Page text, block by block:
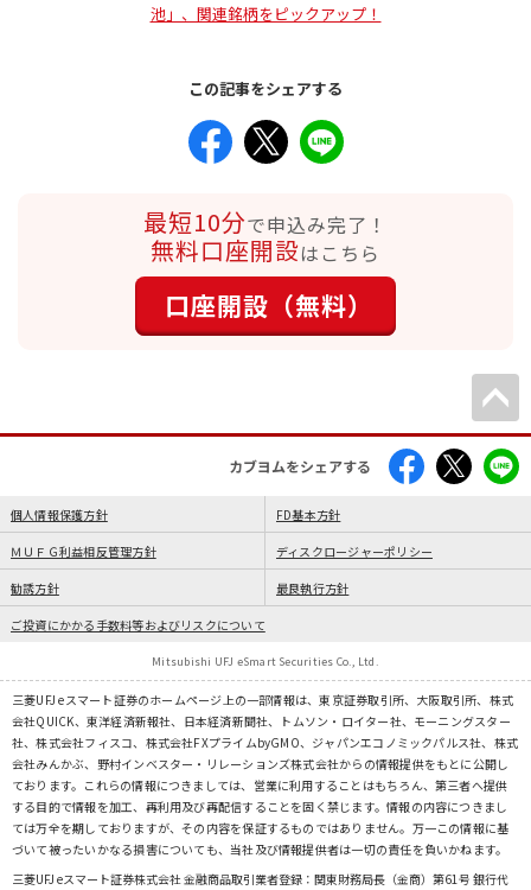
池」、関連銘柄をピックアップ！
この記事をシェアする
最短10分で申込み完了！
無料口座開設はこちら
口座開設（無料）
カブヨムをシェアする
個人情報保護方針 FD基本方針
ＭＵＦＧ利益相反管理方針 ディスクロージャーポリシー
勧誘方針 最良執行方針
ご投資にかかる手数料等およびリスクについて
Mitsubishi UFJ eSmart Securities Co., Ltd.
三菱UFJ eスマート証券のホームページ上の一部情報は、東京証券取引所、大阪取引所、株式
会社QUICK、東洋経済新報社、日本経済新聞社、トムソン・ロイター社、モーニングスター
社、株式会社フィスコ、株式会社FXプライムbyGMO、ジャパンエコノミックパルス社、株式
会社みんかぶ、野村インベスター・リレーションズ株式会社からの情報提供をもとに公開し
ております。これらの情報につきましては、営業に利用することはもちろん、第三者へ提供
する目的で情報を加工、再利用及び再配信することを固く禁じます。情報の内容につきまし
ては万全を期しておりますが、その内容を保証するものではありません。万一この情報に基
づいて被ったいかなる損害についても、当社及び情報提供者は一切の責任を負いかねます。
三菱UFJ eスマート証券株式会社 金融商品取引業者登録：関東財務局長（金商）第61号 銀行代